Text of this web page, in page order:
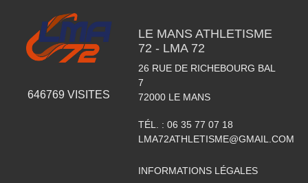
646769 VISITES
LE MANS ATHLETISME
72 - LMA 72
26 RUE DE RICHEBOURG BAL
7
72000 LE MANS
TÉL. : 06 35 77 07 18
LMA72ATHLETISME@GMAIL.COM
INFORMATIONS LÉGALES